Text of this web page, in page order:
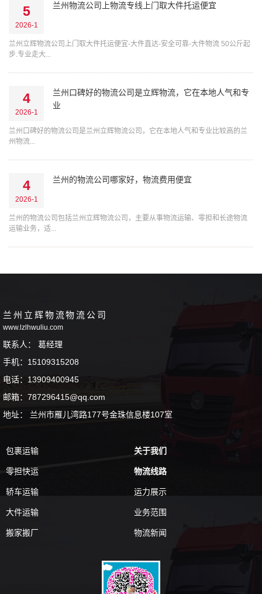
5
2026-1
兰州物流公司上物流专线上门取大件托运便宜
兰州立辉物流公司上门取大件托运便宜-大件直达-安全可靠-大件物流 50公斤起
步.专业走大...
4
2026-1
兰州口碑好的物流公司是‌立辉物流，它在本地人气和专
业
兰州口碑好的物流公司是‌兰州立辉物流公司，它在本地人气和专业比较高的兰
州物流...
4
2026-1
兰州的物流公司哪家好，物流费用便宜
兰州的物流公司包括兰州立辉物流公司，主要从事物流运输、零担和长途物流
运输业务，适...
兰州立辉物流物流公司
www.lzlhwuliu.com
联系人： 葛经理
手机：15109315208
电话：13909400945
邮箱：787296415@qq.com
地址： 兰州市雁儿湾路177号金珠信息楼107室
包裹运输
零担快运
轿车运输
大件运输
搬家搬厂
关于我们
物流线路
运力展示
业务范围
物流新闻